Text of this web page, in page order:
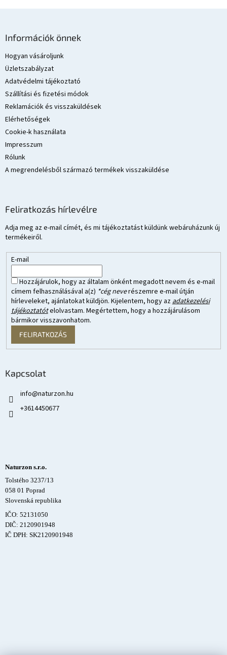
Információk önnek
Hogyan vásároljunk
Üzletszabályzat
Adatvédelmi tájékoztató
Szállítási és fizetési módok
Reklamációk és visszaküldések
Elérhetőségek
Cookie-k használata
Impresszum
Rólunk
A megrendelésből származó termékek visszaküldése
Feliratkozás hírlevélre
Adja meg az e-mail címét, és mi tájékoztatást küldünk webáruházunk új
termékeiről.
E-mail
Hozzájárulok, hogy az általam önként megadott nevem és e-mail
címem felhasználásával a(z) *cég neverészemre e-mail útján
hírleveleket, ajánlatokat küldjön. Kijelentem, hogy az adatkezelési
tájékoztatótelolvastam. Megértettem, hogy a hozzájárulásom
bármikor visszavonhatom.
FELIRATKOZÁS
Kapcsolat
info@naturzon.hu
+3614450677
Naturzon s.r.o.
Tolstého 3237/13
058 01 Poprad
Slovenská republika
IČO: 52131050
DIČ: 2120901948
IČ DPH: SK2120901948